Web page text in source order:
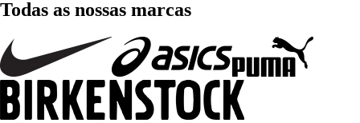
Todas as nossas marcas